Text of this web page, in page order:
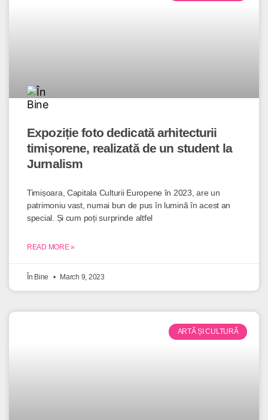
Expoziție foto dedicată arhitecturii
timișorene, realizată de un student la
Jurnalism
Timișoara, Capitala Culturii Europene în 2023, are un
patrimoniu vast, numai bun de pus în lumină în acest an
special. Și cum poți surprinde altfel
READ MORE »
În Bine March 9, 2023
ARTĂ ȘI CULTURĂ